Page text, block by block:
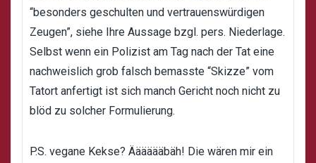
“besonders geschulten und vertrauenswürdigen
Zeugen”, siehe Ihre Aussage bzgl. pers. Niederlage.
Selbst wenn ein Polizist am Tag nach der Tat eine
nachweislich grob falsch bemasste “Skizze” vom
Tatort anfertigt ist sich manch Gericht noch nicht zu
blöd zu solcher Formulierung.
P.S. vegane Kekse? Ääääääbäh! Die wären mir ein